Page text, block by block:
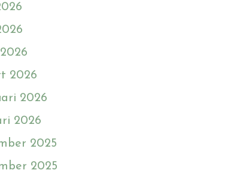
2026
2026
2026
2025
2025